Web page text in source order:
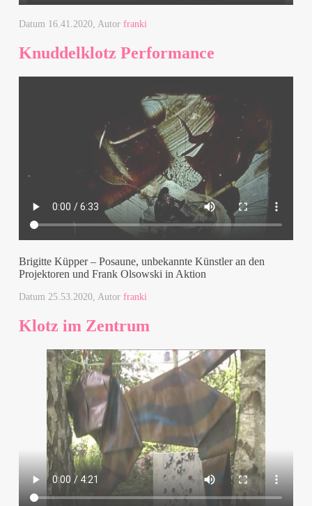
Datum 16.41.2020 , Autorfranki
Knuddelklotz Performance
Brigitte Küpper – Posaune, unbekannte Künstler an den
Projektoren und Frank Olsowski in Aktion
Datum 25.53.2020 , Autorfranki
Klotz im Zentrum